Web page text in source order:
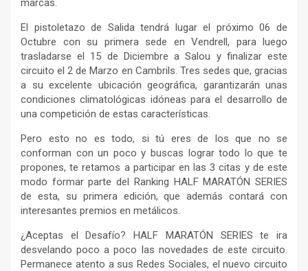
marcas.
El pistoletazo de Salida tendrá lugar el próximo 06 de
Octubre con su primera sede en Vendrell, para luego
trasladarse el 15 de Diciembre a Salou y finalizar este
circuito el 2 de Marzo en Cambrils. Tres sedes que, gracias
a su excelente ubicación geográfica, garantizarán unas
condiciones climatológicas idóneas para el desarrollo de
una competición de estas características.
Pero esto no es todo, si tú eres de los que no se
conforman con un poco y buscas lograr todo lo que te
propones, te retamos a participar en las 3 citas y de este
modo formar parte del Ranking HALF MARATÓN SERIES
de esta, su primera edición, que además contará con
interesantes premios en metálicos.
¿Aceptas el Desafío? HALF MARATÓN SERIES te ira
desvelando poco a poco las novedades de este circuito.
Permanece atento a sus Redes Sociales, el nuevo circuito